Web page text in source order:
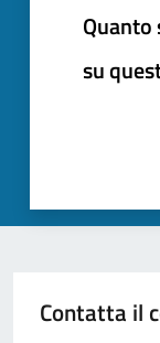
su
Contatta il